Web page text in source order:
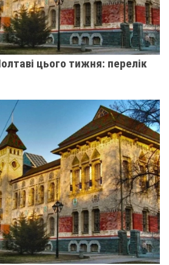
цього тижня: перелік